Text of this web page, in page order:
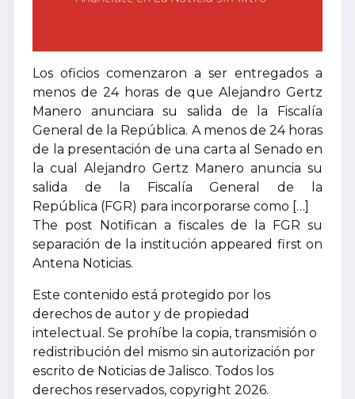
Los oficios comenzaron a ser entregados a
menos de 24 horas de que Alejandro Gertz
Manero anunciara su salida de la Fiscalía
General de la República. A menos de 24 horas
de la presentación de una carta al Senado en
la cual Alejandro Gertz Manero anuncia su
salida de la Fiscalía General de la
República (FGR) para incorporarse como […]
The post Notifican a fiscales de la FGR su
separación de la institución appeared first on
Antena Noticias.
Este contenido está protegido por los
derechos de autor y de propiedad
intelectual. Se prohíbe la copia, transmisión o
redistribución del mismo sin autorización por
escrito de Noticias de Jalisco. Todos los
derechos reservados, copyright 2026.